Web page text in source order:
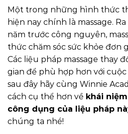
Một trong những hình thức
hiện nay chính là massage.
năm trước công nguyên,
thức chăm sóc sức khỏe đơn
Các liệu pháp massage thay
gian để phù hợp hơn với cuộc
sau đây hãy cùng Winnie
cách cụ thể hơn về khái
công dụng của liệu pháp
chúng ta nhé!